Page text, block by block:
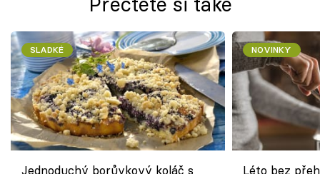
SLADKÉ
Jednoduchý borůvkový koláč s
NOVINKY
Léto bez